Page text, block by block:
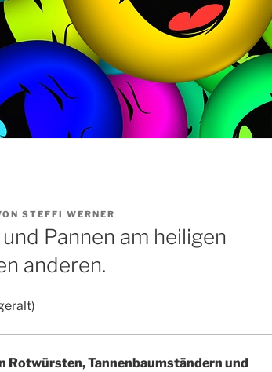
STEFFI WERNER
Pannen am heiligen
anderen.
Rotwürsten, Tannenbaumständern und